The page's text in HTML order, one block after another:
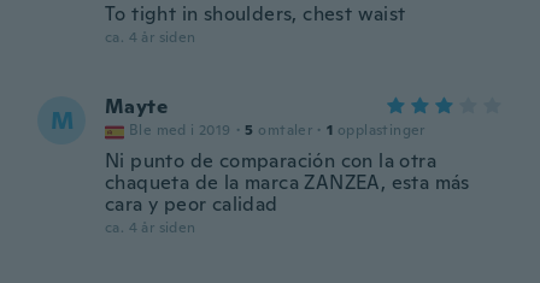
To tight in shoulders, chest waist
ca. 4 år siden
M Mayte
Ble med i 2019 · 5 omtaler · 1 opplastinger
Ni punto de comparación con la otra
chaqueta de la marca ZANZEA, esta más
cara y peor calidad
ca. 4 år siden